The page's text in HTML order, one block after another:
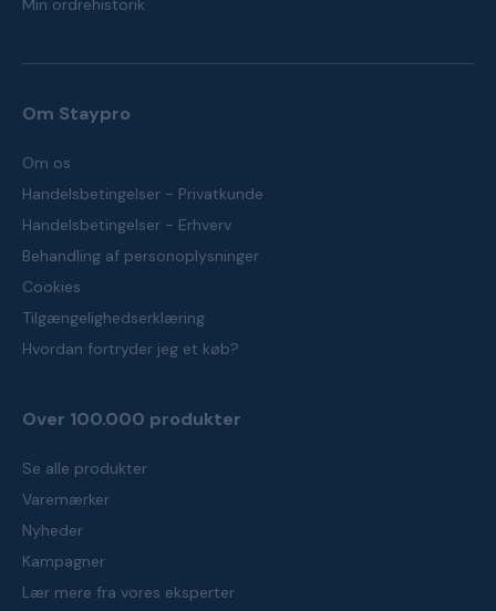
Min ordrehistorik
Om Staypro
Om os
Handelsbetingelser - Privatkunde
Handelsbetingelser - Erhverv
Behandling af personoplysninger
Cookies
Tilgængelighedserklæring
Hvordan fortryder jeg et køb?
Over 100.000 produkter
Se alle produkter
Varemærker
Nyheder
Kampagner
Lær mere fra vores eksperter